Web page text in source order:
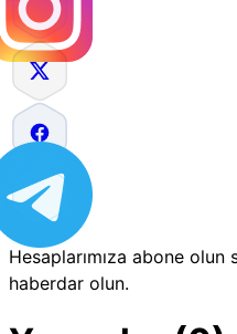
Hesaplarımıza abone olun
haberdar olun.